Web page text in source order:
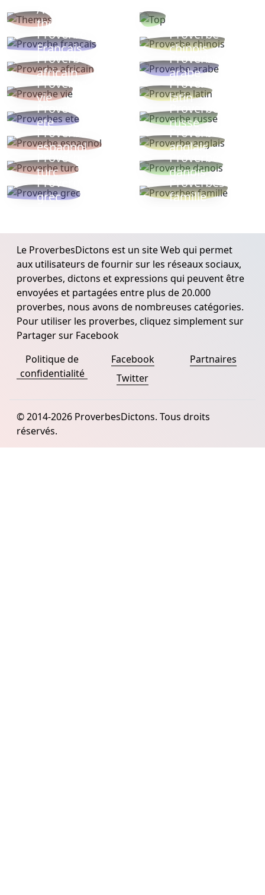
Autres
thèmes
Proverbe
Français
Proverbe
chinois
Proverbe
africain
Proverbe
arabe
Proverbe
vie
Proverbe
latin
Proverbes
ete
Proverbe
russe
Proverbe
espagnol
Proverbe
anglais
Proverbe
turc
Proverbe
danois
Proverbe
grec
Proverbes
famille
Le ProverbesDictons est un site Web qui permet
aux utilisateurs de fournir sur les réseaux sociaux,
proverbes, dictons et expressions qui peuvent être
envoyées et partagées entre plus de 20.000
proverbes, nous avons de nombreuses catégories.
Pour utiliser les proverbes, cliquez simplement sur
Partager sur Facebook
Politique de
confidentialité
Facebook
Twitter
Partnaires
© 2014-2026 ProverbesDictons. Tous droits
réservés.